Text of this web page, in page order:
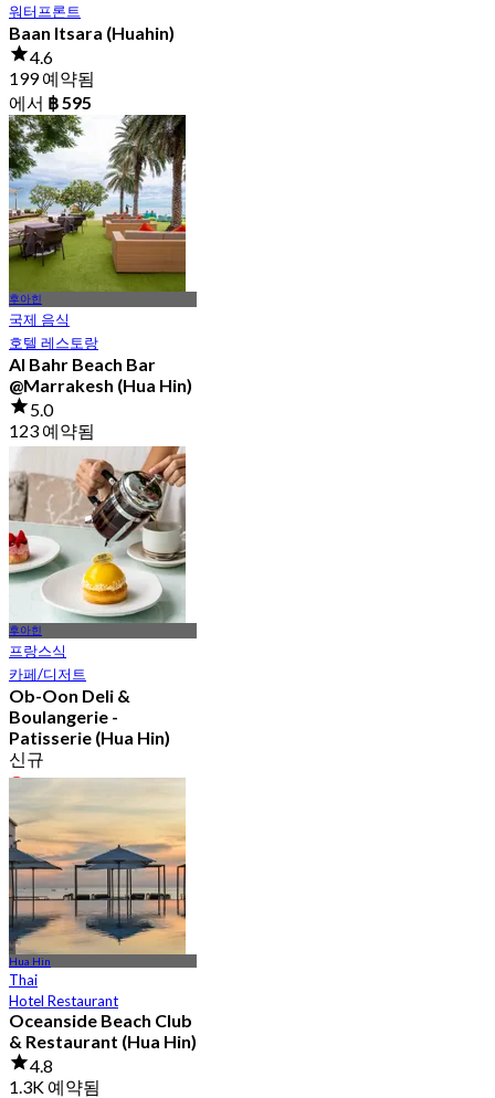
워터프론트
Baan Itsara (Huahin)
4.6
199 예약됨
에서 ฿ 595
후아힌
국제 음식
호텔 레스토랑
Al Bahr Beach Bar
@Marrakesh (Hua Hin)
5.0
123 예약됨
฿ 472
후아힌
프랑스식
카페/디저트
Ob-Oon Deli &
Boulangerie -
Patisserie (Hua Hin)
신규
4.5
에서
฿ 1,399
Hua Hin
Thai
Hotel Restaurant
Oceanside Beach Club
& Restaurant (Hua Hin)
4.8
1.3K 예약됨